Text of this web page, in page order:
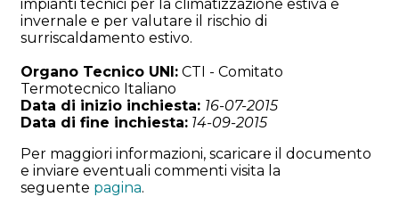
impianti tecnici per la climatizzazione estiva e
invernale e per valutare il rischio di
surriscaldamento estivo.
Organo Tecnico UNI: CTI - Comitato
Termotecnico Italiano
Data di inizio inchiesta: 16-07-2015
Data di fine inchiesta: 14-09-2015
Per maggiori informazioni, scaricare il documento
e inviare eventuali commenti visita la
seguente pagina.